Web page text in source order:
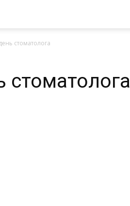
України
стоматолога